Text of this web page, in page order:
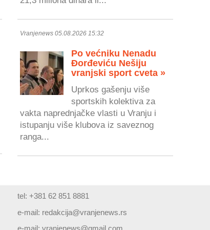
Vranjenews 05.08.2026 15:32
Po većniku Nenadu
Đorđeviću Nešiju
vranjski sport cveta »
Uprkos gašenju više
sportskih kolektiva za
vakta naprednjačke vlasti u Vranju i
istupanju više klubova iz saveznog
ranga...
tel: +381 62 851 8881
e-mail: redakcija@vranjenews.rs